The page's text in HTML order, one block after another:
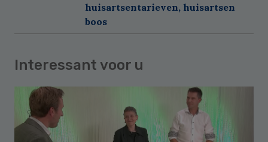
huisartsentarieven, huisartsen
boos
Interessant voor u